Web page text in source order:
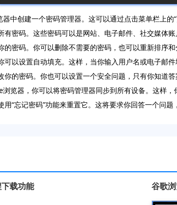
中创建一个密码管理器。这可以通过点击菜单栏上的“
密码。这些密码可以是网站、电子邮件、社交媒体账
密码。你可以删除不需要的密码，也可以重新排序和
以设置自动填充。这样，当你输入用户名或电子邮
的密码。你也可以设置一个安全问题，只有你知道答
览器，你可以将密码管理器同步到所有设备。这样，
“忘记密码”功能来重置它。这将要求你回答一个问题
载功能 谷歌